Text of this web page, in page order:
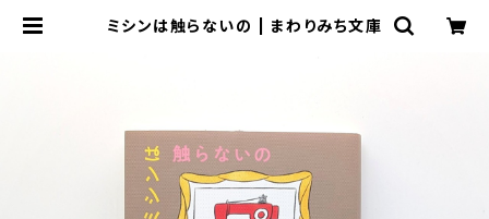
ミシンは触らないの | まわりみち文庫